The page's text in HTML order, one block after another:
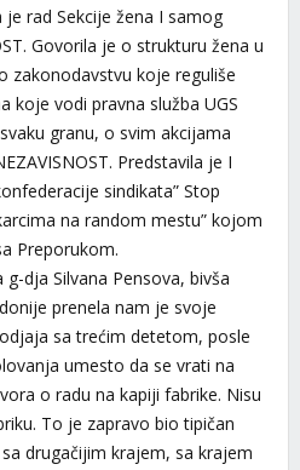
je rad Sekcije žena I samog
Govorila je o strukturu žena u
zakonodavstvu koje reguliše
koje vodi pravna služba UGS
granu, o svim akcijama
Predstavila je I
sindikata” Stop
na random mestu” kojom
Preporukom.
dja Silvana Pensova, bivša
prenela nam je svoje
sa trećim detetom, posle
umesto da se vrati na
o radu na kapiji fabrike. Nisu
To je zapravo bio tipičan
drugačijim krajem, sa krajem